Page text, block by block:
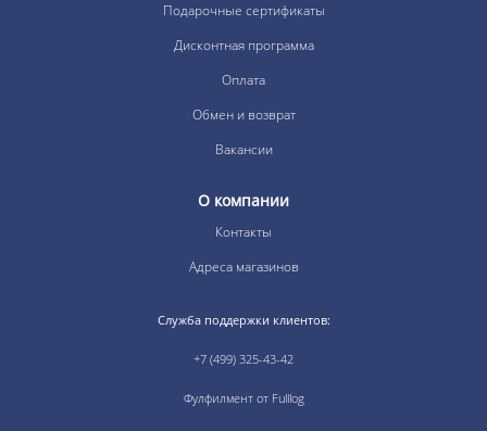
Подарочные сертификаты
Дисконтная программа
Оплата
Обмен и возврат
Вакансии
О компании
Контакты
Адреса магазинов
Служба поддержки клиентов:
+7 (499) 325-43-42
Фулфилмент от Fulllog